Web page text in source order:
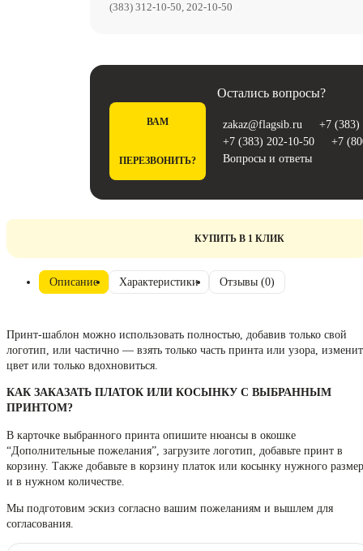
(383) 312-10-50, 202-10-50
Остались вопросы?
ВАМ
ПЕРЕЗВОНИТЬ?
zakaz@flagsib.ru
+7 (383)
+7 (383) 202-10-50
+7
Вопросы и ответы
КУПИТЬ В 1 КЛИК
Описание Характеристики Отзывы (0)
Принт-шаблон можно использовать полностью, добавив только свой
логотип, или частично — взять только часть принта или узора,
цвет или только вдохновиться.
КАК ЗАКАЗАТЬ ПЛАТОК ИЛИ КОСЫНКУ С ВЫБРАННЫМ
ПРИНТОМ?
В карточке выбранного принта опишите нюансы в окошке
“Дополнительные пожелания”, загрузите логотип, добавьте принт в
корзину. Также добавьте в корзину платок или косынку нужного
и в нужном количестве.
Мы подготовим эскиз согласно вашим пожеланиям и вышлем для
согласования.